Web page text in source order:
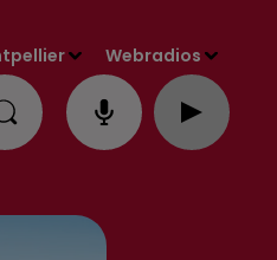
Webradios